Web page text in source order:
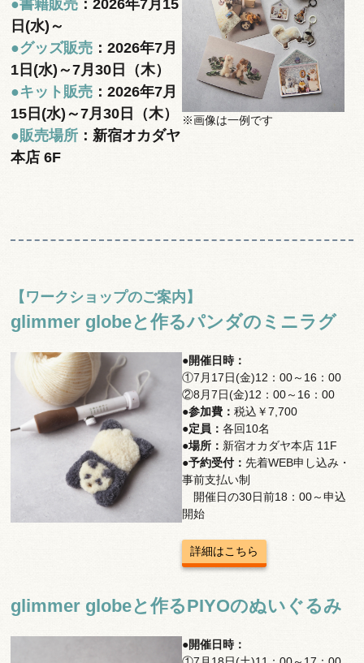
●書籍販売 ：2026年7月15
日(水)～
●グッズ販売 ：2026年7月
1日(水)～7月30日（木）
●キット販売 ：2026年7月
15日(水)～7月30日（木）
●販売場所 ：新宿オカダヤ
本店 6F
※画像は一例です
【ワークショップのご案内】
glimmer globeと作るパンダのミニラグ
●開催日時：
①7月17日(金)12：00～16：00
②8月7日(金)12：00～16：00
●参加費： 税込￥7,700
●定員： 各回10名
●場所： 新宿オカダヤ本店 11F
●予約受付： 先着WEB申し込み・
事前支払い制
開催日の30日前18：00～申込
開始
詳細はこちら
glimmer globeと作るPIYOのぬいぐるみ
●開催日時：